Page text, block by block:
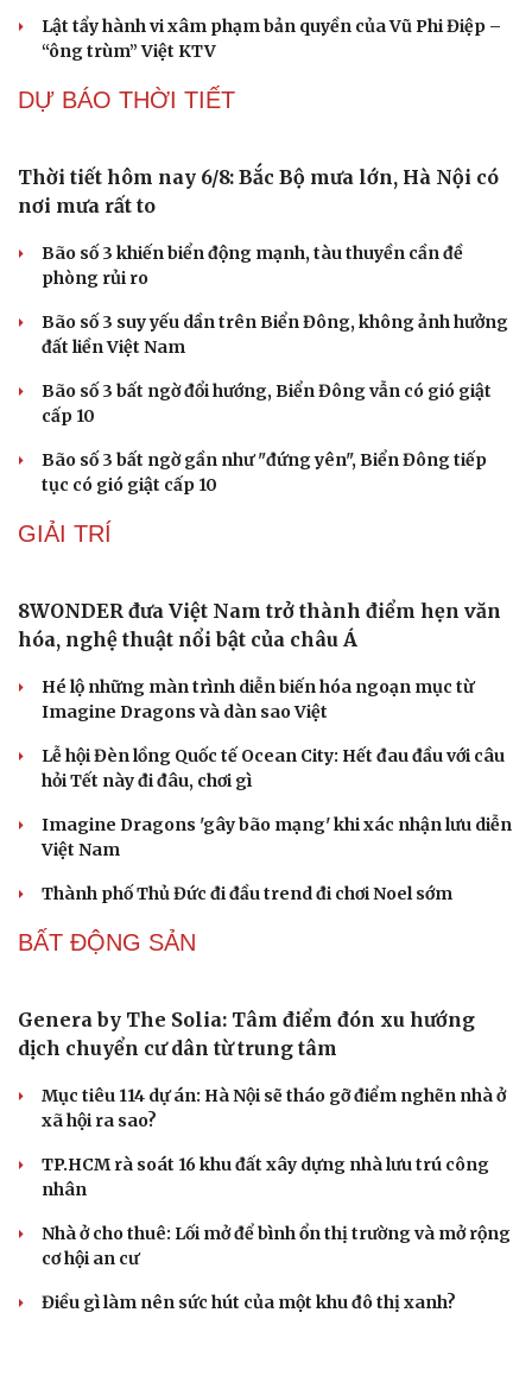
Cải chính
BÓNG ĐÁ QUỐC TẾ
Arsenal trước mùa giải Ngoại hạng Anh
Messi tỏa sáng rực rỡ ở lần đầu đá chính sau World Cup
2026
Lịch thi đấu và trực tiếp bóng đá hôm nay 6/8: Sôi động
Cúp châu Âu
Cuộc đua vào bán kết ASEAN Cup 2026 “căng như dây
đàn”
ĐT Thái Lan có thành tích hơn ĐT Việt Nam, vẫn có
nguy cơ bị loại sớm ở ASEAN Cup
TIN NÓNG
Test ma túy ngay tại nơi làm việc, phát hiện 3
Khởi tố chủ tịch công ty "nổ" sở hữu hàng chục tỉ Euro
"thuốc Đông y gia truyền"
hóa qua biên giới
“ông trùm” Việt KTV
DỰ BÁO THỜI TIẾT
Thời tiết hôm nay 6/8: Bắc Bộ mưa lớn, Hà Nội có
Bão số 3 khiến biển động mạnh, tàu thuyền cần đề
phòng rủi ro
Bão số 3 suy yếu dần trên Biển Đông, không ảnh hưởng
đất liền Việt Nam
Bão số 3 bất ngờ đổi hướng, Biển Đông vẫn có gió giật
cấp 10
Bão số 3 bất ngờ gần như "đứng yên", Biển Đông tiếp
tục có gió giật cấp 10
GIẢI TRÍ